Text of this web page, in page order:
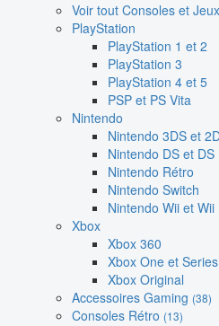
Voir tout Consoles et
PlayStation
PlayStation 1 et 2
PlayStation 3
PlayStation 4 et 5
PSP et PS Vita
Nintendo
Nintendo 3DS et
Nintendo DS et DS
Nintendo Rétro
Nintendo Switch
Nintendo Wii et Wii
Xbox
Xbox 360
Xbox One et Series
Xbox Original
Accessoires Gaming (38)
Consoles Rétro (13)